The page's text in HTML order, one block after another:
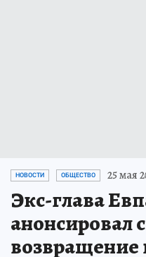
НОВОСТИ ОБЩЕСТВО 25 мая
Экс-глава
анонсировал